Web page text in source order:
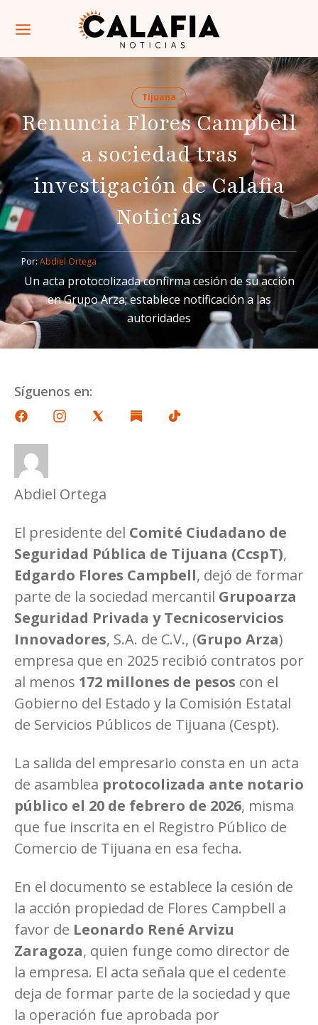
Tijuana
Renuncia Flores Campbell
a sociedad tras
investigación de Calafia
Noticias
Por: Abdiel Ortega
Un acta protocolizada confirma cesión de su acción
en Grupo Arza; establece notificación a las
autoridades
Síguenos en:
Abdiel Ortega
El presidente del Comité Ciudadano de
Seguridad Pública de Tijuana (CcspT),
Edgardo Flores Campbell, dejó de formar
parte de la sociedad mercantil Grupoarza
Seguridad Privada y Tecnicoservicios
Innovadores, S.A. de C.V., (Grupo Arza)
empresa que en 2025 recibió contratos por
al menos 172 millones de pesos con el
Gobierno del Estado y la Comisión Estatal
de Servicios Públicos de Tijuana (Cespt).
La salida del empresario consta en un acta
de asamblea protocolizada ante notario
público el 20 de febrero de 2026, misma
que fue inscrita en el Registro Público de
Comercio de Tijuana en esa fecha.
En el documento se establece la cesión de
la acción propiedad de Flores Campbell a
favor de Leonardo René Arvizu
Zaragoza, quien funge como director de
la empresa. El acta señala que el cedente
deja de formar parte de la sociedad y que
la operación fue aprobada por